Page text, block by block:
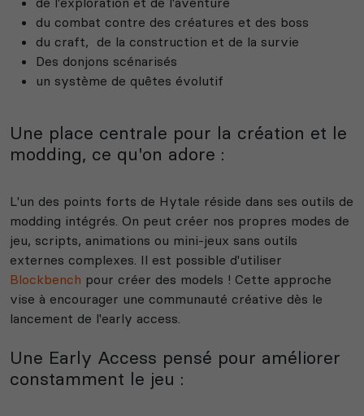
du combat contre des créatures et des boss
du craft, de la construction et de la survie
Des donjons scénarisés
un système de quêtes évolutif
Une place centrale pour la création et le
modding, ce qu'on adore :
L'un des points forts de Hytale réside dans ses outils de
modding intégrés. On peut créer nos propres modes de
jeu, scripts, animations ou mini-jeux sans outils
externes complexes. Il est possible d'utiliser
Blockbench pour créer des models ! Cette approche
vise à encourager une communauté créative dès le
lancement de l'early access.
Une Early Access pensé pour améliorer
constamment le jeu :